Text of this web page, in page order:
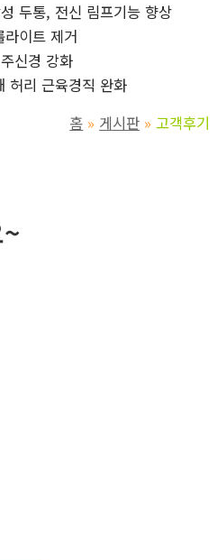
두통, 전신 림프기능 향상
이트 제거
신경 강화
허리 근육경직 완화
홈
게시판 고객후기